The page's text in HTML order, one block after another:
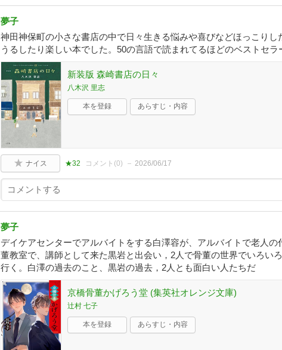
夢子
神田神保町の小さな書店の中で日々生きる悩みや喜びなどほっこりし
うるしたり楽しい本でした。50の言語で読まれてるほどのベストセラ
新装版 森崎書店の日々
八木沢 里志
本を登録 あらすじ・内容
ナイス ★32 コメント(0) 2026/06/17
夢子
デイケアセンターでアルバイトをする白澤容が、アルバイトで老人の
董教室で、講師として来た黒岩と出会い，2人で骨董の世界でいろい
行く。白澤の過去のこと、黒岩の過去，2人とも面白い人たちだ
京橋骨董かげろう堂 (集英社オレンジ文庫)
辻村 七子
本を登録 あらすじ・内容